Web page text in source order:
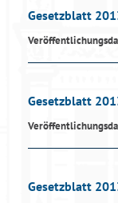
Gesetzblatt
Gesetzblatt
Gesetzblatt